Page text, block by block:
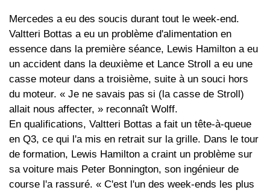
Mercedes a eu des soucis durant tout le week-end.
Valtteri Bottas a eu un problème d'alimentation en
essence dans la première séance, Lewis Hamilton a eu
un accident dans la deuxième et Lance Stroll a eu une
casse moteur dans a troisième, suite à un souci hors
du moteur. « Je ne savais pas si (la casse de Stroll)
allait nous affecter, » reconnaît Wolff.
En qualifications, Valtteri Bottas a fait un tête-à-queue
en Q3, ce qui l'a mis en retrait sur la grille. Dans le tour
de formation, Lewis Hamilton a craint un problème sur
sa voiture mais Peter Bonnington, son ingénieur de
course l'a rassuré. « C'est l'un des week-ends les plus